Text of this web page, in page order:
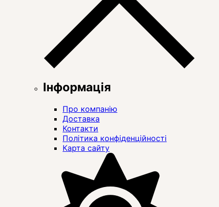
Інформація
Про компанію
Доставка
Контакти
Політика конфіденційності
Карта сайту